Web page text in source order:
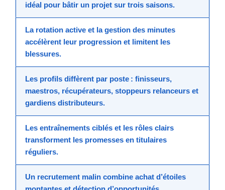
idéal pour bâtir un projet sur trois saisons.
La rotation active et la gestion des minutes
accélèrent leur progression et limitent les
blessures.
Les profils diffèrent par poste : finisseurs,
maestros, récupérateurs, stoppeurs relanceurs et
gardiens distributeurs.
Les entraînements ciblés et les rôles clairs
transforment les promesses en titulaires
réguliers.
Un recrutement malin combine achat d’étoiles